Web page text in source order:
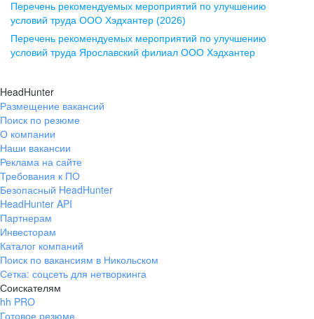
ул. Спартаковская, д. 2А, этаж 3,
помещение 15
+7 843 212-12-50
Екатеринбург
ул. Боевых Дружин, стр. 20,
+7 343 226-79-99
pr@ural.hh.ru
ул. Янковского, д. 169, 7 этаж,
706 каб.
+7 861 205-55-57
pr@krd.hh.ru
Перечень рекомендуемых мероприятий по улучшению
условий труда ООО Хэдхантер (2026)
Перечень рекомендуемых мероприятий по улучшению
условий труда Ярославский филиал ООО Хэдхантер
HeadHunter
Размещение вакансий
Поиск по резюме
О компании
Наши вакансии
Реклама на сайте
Требования к ПО
Безопасный HeadHunter
HeadHunter API
Партнерам
Инвесторам
Каталог компаний
Поиск по вакансиям в Никольском
Сетка: соцсеть для нетворкинга
Соискателям
hh PRO
Готовое резюме